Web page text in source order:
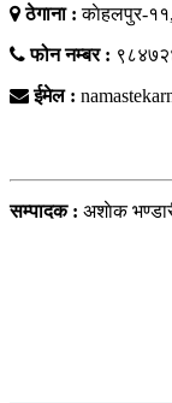
ठेगाना :काेहलपुर-
फोन नम्बर :
ईमेल :
सम्पादक : अशाेक